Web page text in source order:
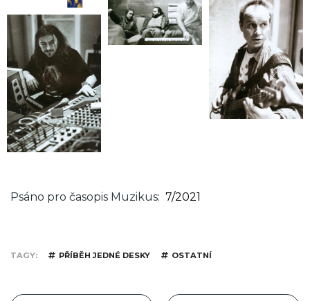
Psáno pro časopis Muzikus 7/2021
TAGY PŘÍBĚH JEDNÉ DESKY OSTATNÍ